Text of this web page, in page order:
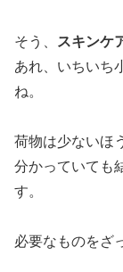
そう、
スキンケ
あれ、いちいち
ね。
荷物は少ないほ
分かっていても
す。
必要なものをざ